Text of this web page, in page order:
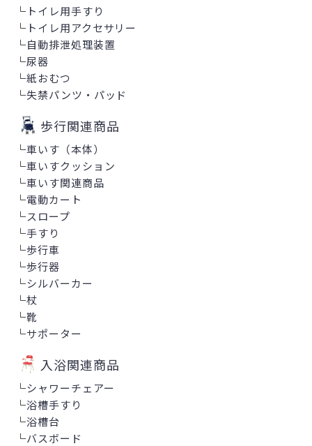
└ トイレ用手すり
└ トイレ用アクセサリー
└自動排泄処理装置
└尿器
└紙おむつ
└失禁パンツ・パッド
歩行関連商品
└車いす（本体）
└車いすクッション
└車いす関連商品
└電動カート
└スロープ
└手すり
└歩行車
└歩行器
└シルバーカー
└杖
└靴
└サポーター
入浴関連商品
└シャワーチェアー
└浴槽手すり
└浴槽台
└バスボード